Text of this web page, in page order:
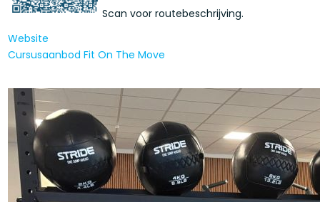
Scan voor routebeschrijving.
Website
Cursusaanbod Fit On The Move